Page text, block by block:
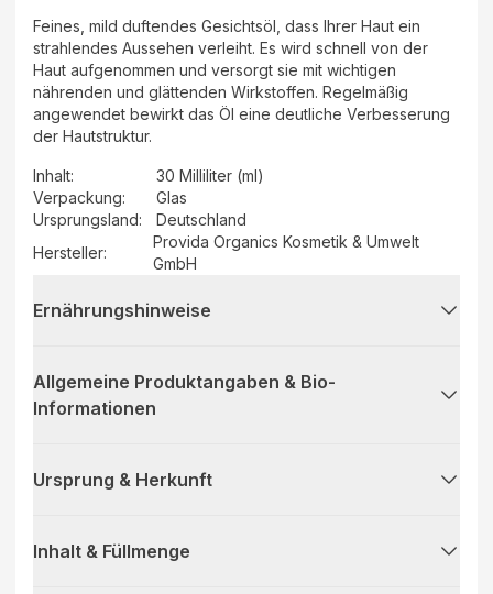
Feines, mild duftendes Gesichtsöl, dass Ihrer Haut ein
strahlendes Aussehen verleiht. Es wird schnell von der
Haut aufgenommen und versorgt sie mit wichtigen
nährenden und glättenden Wirkstoffen. Regelmäßig
angewendet bewirkt das Öl eine deutliche Verbesserung
der Hautstruktur.
Inhalt:
30 Milliliter (ml)
Verpackung:
Glas
Ursprungsland:
Deutschland
Hersteller:
Provida Organics Kosmetik & Umwelt
GmbH
Ernährungshinweise
Allgemeine Produktangaben & Bio-
Informationen
Ursprung & Herkunft
Inhalt & Füllmenge